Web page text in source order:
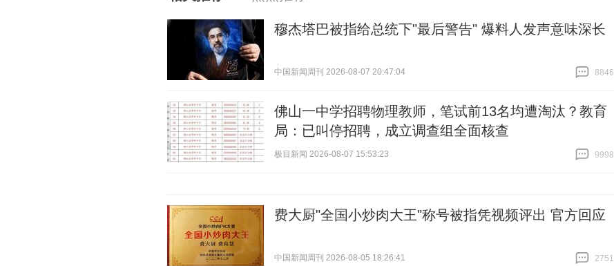
穆杰塔巴被指给总统下"最后警告" 爆料人发声意味深长
中国新闻周刊 2026-08-07 20:47:04
8846
佛山一中学招聘物理教师，笔试前13名均遭淘汰？教育
局：已叫停招聘，成立调查组全面核查
极目新闻 2026-08-07 15:53:23
9998
费大厨"全国小炒肉大王"称号被指凭视频评出 官方回应
中国新闻周刊 2026-08-05 18:26:41
2751